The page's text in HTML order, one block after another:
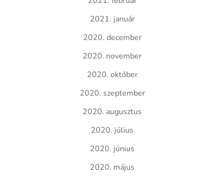
2021. január
2020. december
2020. november
2020. október
2020. szeptember
2020. augusztus
2020. július
2020. június
2020. május